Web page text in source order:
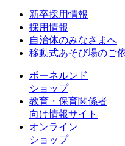
新卒採用情報
採用情報
自治体のみなさまへ
移動式あそび場のご
ボーネルンド
ショップ
教育・保育関係者
向け情報サイト
オンライン
ショップ